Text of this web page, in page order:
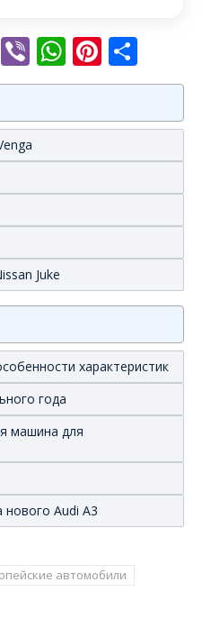
Telegram
Viber
Juke
характеристик
года
машина для
Audi А3
автомобили